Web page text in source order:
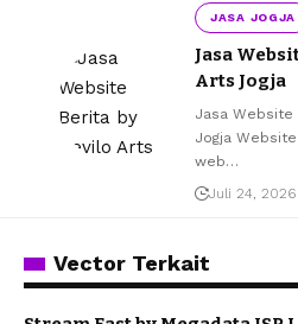
JASA JOGJA
Jasa
Arts Jogja
Jasa
Jogja
web…
Juli 24, 2026
Vector Terkait